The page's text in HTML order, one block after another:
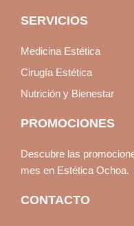
SERVICIOS
Medicina Estética
Cirugía Estética
Nutrición y Bienestar
PROMOCIONES
Descubre las
mes en Estética Ochoa.
CONTACTO